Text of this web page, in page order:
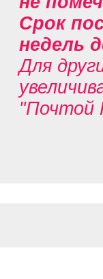
Срок
недель
Для
"Почтой